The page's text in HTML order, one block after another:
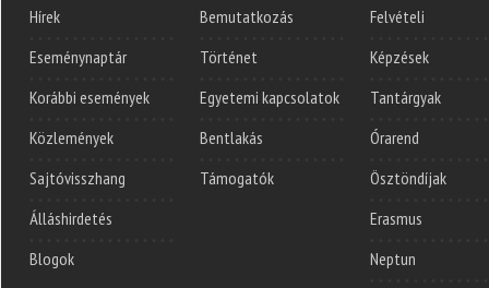
Hírek
Eseménynaptár
Korábbi események
Közlemények
Sajtóvisszhang
Álláshirdetés
Blogok
Bemutatkozás
Történet
Egyetemi kapcsolatok
Bentlakás
Támogatók
Felvételi
Képzések
Tantárgyak
Órarend
Ösztöndíjak
Erasmus
Neptun